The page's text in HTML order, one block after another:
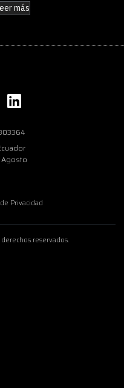
más
Agosto
Privacidad
reservados.